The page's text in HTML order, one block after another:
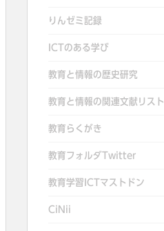
りんゼミ記録
ICTのある学び
教育と情報の歴史研究
教育と情報の関連文献リスト
教育らくがき
教育フォルダTwitter
教育学習ICTマストドン
CiNii